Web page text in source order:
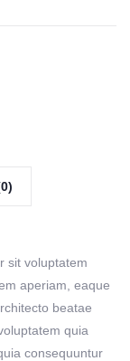
sit voluptatem
aperiam, eaque
beatae
quia
consequuntur